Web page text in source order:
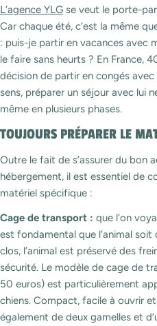
L’agence YLG se veut le porte-
Car chaque été, c’est la même
: puis-je partir en vacances avec
le faire sans heurts ? En France,
décision de partir en congés
sens, préparer un séjour avec lui
même en plusieurs phases.
TOUJOURS PRÉPARER LE
Outre le fait de s’assurer du bon
hébergement, il est essentiel de
matériel spécifique :
Cage de transport : que l’on
est fondamental que l’animal soit
clos, l’animal est préservé des
sécurité. Le modèle de cage de
50 euros) est particulièrement
chiens. Compact, facile à ouvrir
également de deux gamelles et